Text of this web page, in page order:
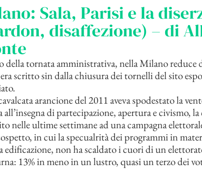
Sala, Parisi e la
disaffezione) – di
della tornata amministrativa, nella Milano reduce
scritto sin dalla chiusura dei tornelli del sito
arancione del 2011 aveva spodestato la
all’insegna di partecipazione, apertura e civismo,
nelle ultime settimane ad una campagna
in cui la specualrità dei programmi in
edificazione, non ha scaldato i cuori di un
13% in meno in un lustro, quasi un terzo dei